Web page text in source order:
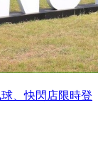
、快閃店限時登